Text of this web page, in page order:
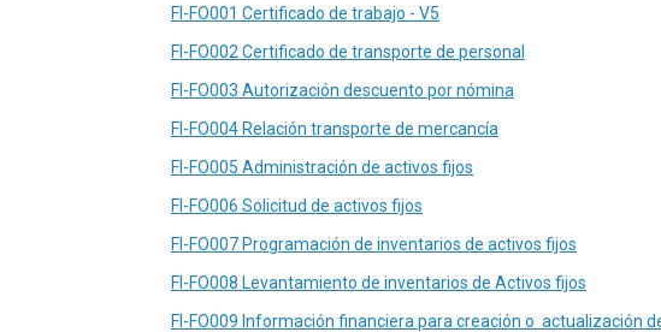
FI-FO001 Certificado de trabajo - V5
FI-FO002 Certificado de transporte de personal
FI-FO003 Autorización descuento por nómina
FI-FO004 Relación transporte de mercancía
FI-FO005 Administración de activos fijos
FI-FO006 Solicitud de activos fijos
FI-FO007 Programación de inventarios de activos fijos
FI-FO008 Levantamiento de inventarios de Activos fijos
FI-FO009 Información financiera para creación o actualización